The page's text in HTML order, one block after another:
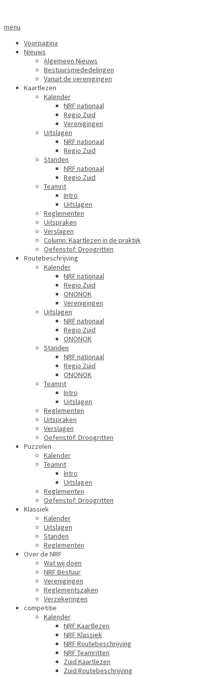
menu
Voorpagina
Nieuws
Algemeen Nieuws
Bestuursmededelingen
Vanuit de verenigingen
Kaartlezen
Kalender
NRF nationaal
Regio Zuid
Verenigingen
Uitslagen
NRF nationaal
Regio Zuid
Standen
NRF nationaal
Regio Zuid
Teamrit
Intro
Uitslagen
Reglementen
Uitspraken
Verslagen
Column: Kaartlezen in de praktijk
Oefenstof: Droogritten
Routebeschrijving
Kalender
NRF nationaal
Regio Zuid
ONONOK
Verenigingen
Uitslagen
NRF nationaal
Regio Zuid
ONONOK
Standen
NRF nationaal
Regio Zuid
ONONOK
Teamrit
Intro
Uitslagen
Reglementen
Uitspraken
Verslagen
Oefenstof: Droogritten
Puzzelen
Kalender
Teamrit
Intro
Uitslagen
Reglementen
Oefenstof: Droogritten
Klassiek
Kalender
Uitslagen
Standen
Reglementen
Over de NRF
Wat wij doen
NRF Bestuur
Verenigingen
Reglementszaken
Verzekeringen
competitie
Kalender
NRF Kaartlezen
NRF Klassiek
NRF Routebeschrijving
NRF Teamritten
Zuid Kaartlezen
Zuid Routebeschrijving